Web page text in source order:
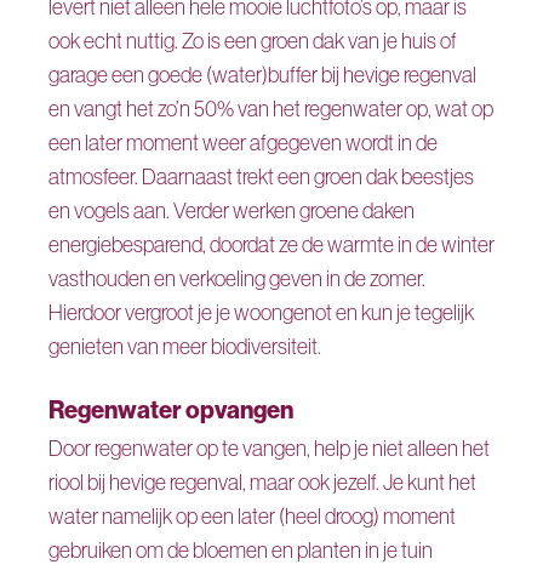
levert niet alleen hele mooie luchtfoto’s op, maar is
ook echt nuttig. Zo is een groen dak van je huis of
garage een goede (water)buffer bij hevige regenval
en vangt het zo’n 50% van het regenwater op, wat op
een later moment weer afgegeven wordt in de
atmosfeer. Daarnaast trekt een groen dak beestjes
en vogels aan. Verder werken groene daken
energiebesparend, doordat ze de warmte in de winter
vasthouden en verkoeling geven in de zomer.
Hierdoor vergroot je je woongenot en kun je tegelijk
genieten van meer biodiversiteit.
Regenwater opvangen
Door regenwater op te vangen, help je niet alleen het
riool bij hevige regenval, maar ook jezelf. Je kunt het
water namelijk op een later (heel droog) moment
gebruiken om de bloemen en planten in je tuin